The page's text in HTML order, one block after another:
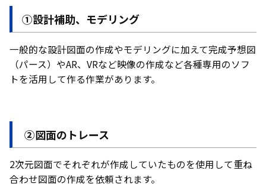
①設計補助、モデリング
一般的な設計図面の作成やモデリングに加えて完成予想図
（パース）やAR、VRなど映像の作成など各種専用のソフ
トを活用して作る作業があります。
②図面のトレース
2次元図面でそれぞれが作成していたものを使用して重ね
合わせ図面の作成を依頼されます。